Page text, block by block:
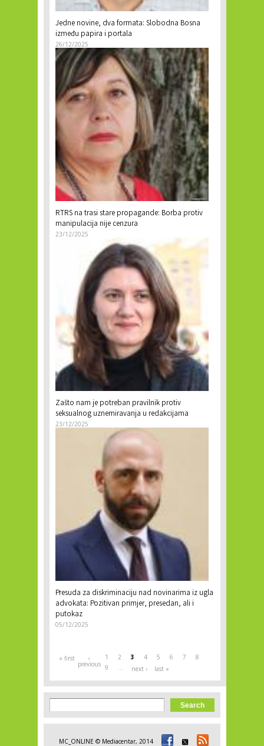
Jedne novine, dva formata: Slobodna Bosna
između papira i portala
26/12/2025
RTRS na trasi stare propagande: Borba protiv
manipulacija nije cenzura
23/12/2025
Zašto nam je potreban pravilnik protiv
seksualnog uznemiravanja u redakcijama
23/12/2025
Presuda za diskriminaciju nad novinarima iz ugla
advokata: Pozitivan primjer, presedan, ali i
putokaz
05/12/2025
« first ‹
previous
1 2 3 4 5 6 7
8
9
… next › last »
Search form
Search
MC_ONLINE © Mediacentar, 2014